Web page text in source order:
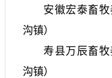
安徽宏泰畜
沟镇）
寿县万辰畜
沟镇）